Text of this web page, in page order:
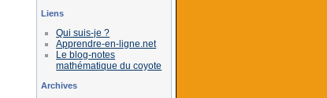
Liens
Qui suis-je ?
Apprendre-en-ligne.net
Le blog-notes
mathématique du coyote
Archives